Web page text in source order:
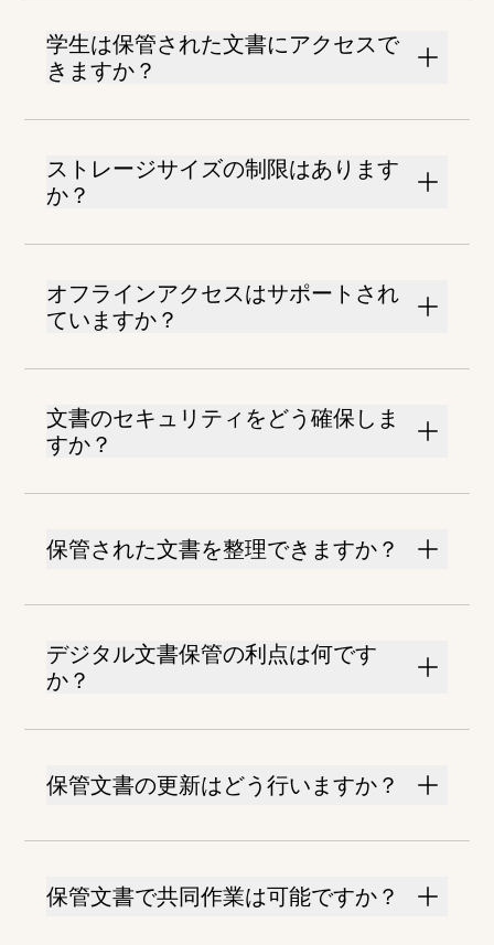
学生は保管された文書にアクセスで
きますか？
ストレージサイズの制限はあります
か？
オフラインアクセスはサポートされ
ていますか？
文書のセキュリティをどう確保しま
すか？
保管された文書を整理できますか？
デジタル文書保管の利点は何です
か？
保管文書の更新はどう行いますか？
保管文書で共同作業は可能ですか？